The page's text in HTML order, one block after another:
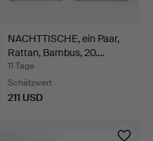
NACHTTISCHE, ein Paar,
Rattan, Bambus, 20.…
11 Tage
Schätzwert
211 USD